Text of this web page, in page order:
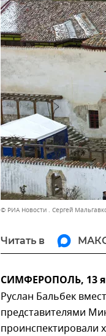
© РИА Новости . Сергей
Читать в
СИМФЕРОПОЛЬ, 13
Руслан Бальбек
представителями
проинспектировали